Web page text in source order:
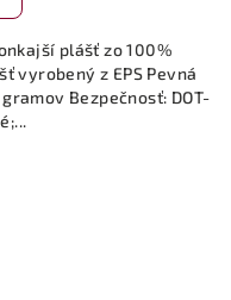
plášť zo 100%
vyrobený z EPS Pevná
Bezpečnosť: DOT-